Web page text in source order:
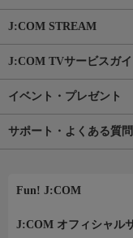
J:COM STREAM
J:COM TVサービスガ
イベント・プレゼント
サポート・よくある質問
Fun! J:COM
J:COM オフィシャル